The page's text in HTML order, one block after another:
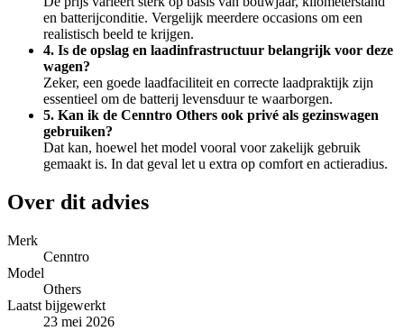
en batterijconditie. Vergelijk meerdere occasions om een
realistisch beeld te krijgen.
4. Is de opslag en laadinfrastructuur belangrijk voor deze
wagen?
Zeker, een goede laadfaciliteit en correcte laadpraktijk zijn
essentieel om de batterij levensduur te waarborgen.
5. Kan ik de Cenntro Others ook privé als gezinswagen
gebruiken?
Dat kan, hoewel het model vooral voor zakelijk gebruik
gemaakt is. In dat geval let u extra op comfort en actieradius.
Over dit advies
Merk
Cenntro
Model
Others
Laatst bijgewerkt
23 mei 2026